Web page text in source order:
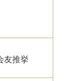
推挙